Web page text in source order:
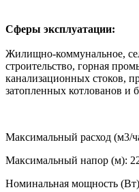
Сферы эксплуатации:
Жилищно-коммунальное,
строительство, горная
канализационных стоков,
затопленных котлованов и
Максимальный расход (м3/
Максимальный напор (м):
Номинальная мощность